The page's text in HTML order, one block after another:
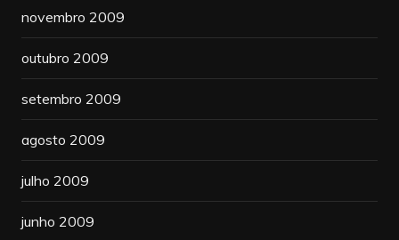
novembro 2009
outubro 2009
setembro 2009
agosto 2009
julho 2009
junho 2009